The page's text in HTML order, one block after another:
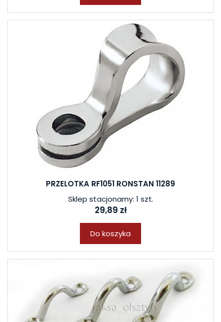
PRZELOTKA RF1051 RONSTAN 11289
Sklep stacjonarny: 1 szt.
29,89 zł
Do koszyka